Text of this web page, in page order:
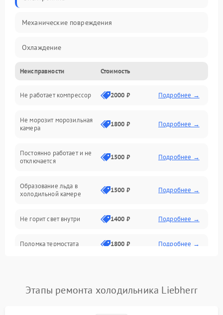
Механические повреждения
Охлаждение
Механика
Электропитание
Дренаж
Неисправности Стоимость
Не работает компрессор 2000 ₽ Подробнее →
Не морозит морозильная
камера
1800 ₽ Подробнее →
Постоянно работает и не
отключается
1500 ₽ Подробнее →
Образование льда в
холодильной камере
1500 ₽ Подробнее →
Не горит свет внутри 1400 ₽ Подробнее →
Поломка термостата 1800 ₽ Подробнее →
Поломка системы No Frost 2600 ₽ Подробнее →
Этапы ремонта холодильника Liebherr